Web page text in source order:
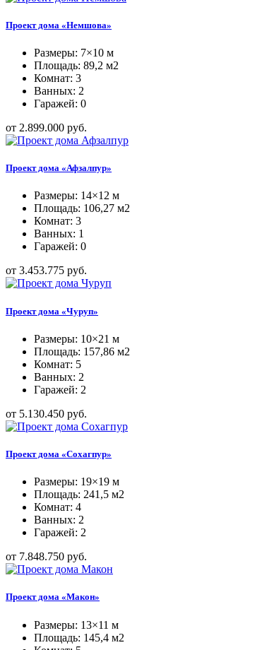
Проект дома «Немшова»
Размеры: 7×10 м
Площадь: 89,2 м2
Комнат: 3
Ванных: 2
Гаражей: 0
от 2.899.000 руб.
Проект дома «Афзалпур»
Размеры: 14×12 м
Площадь: 106,27 м2
Комнат: 3
Ванных: 1
Гаражей: 0
от 3.453.775 руб.
Проект дома «Чуруп»
Размеры: 10×21 м
Площадь: 157,86 м2
Комнат: 5
Ванных: 2
Гаражей: 2
от 5.130.450 руб.
Проект дома «Сохагпур»
Размеры: 19×19 м
Площадь: 241,5 м2
Комнат: 4
Ванных: 2
Гаражей: 2
от 7.848.750 руб.
Проект дома «Макон»
Размеры: 13×11 м
Площадь: 145,4 м2